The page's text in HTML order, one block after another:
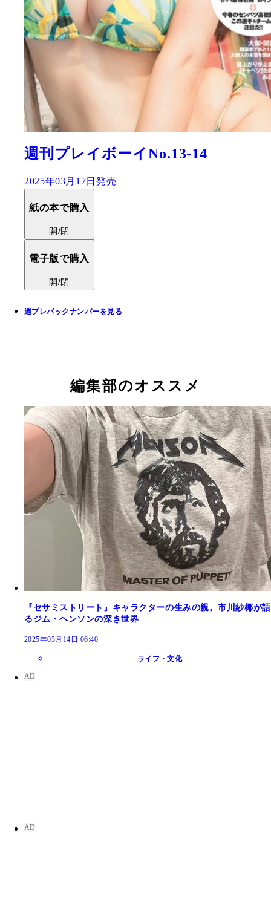
週刊プレイボーイNo.13-14
2025年03月17日発売
紙の本で購入
開/閉
電子版で購入
開/閉
週プレバックナンバーを見る
編集部のオススメ
『セサミストリート』キャラクターの生みの親。市川紗椰が語
るジム・ヘンソンの深き世界
2025年03月14日 06:40
ライフ・文化